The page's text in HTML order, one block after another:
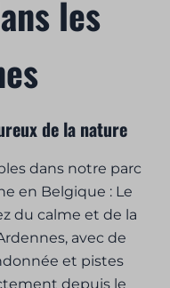
les
de la nature
dans notre parc
en Belgique : Le
du calme et de la
avec de
et pistes
depuis le